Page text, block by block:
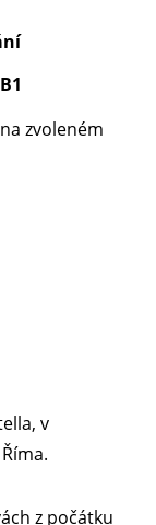
zvoleném
v
z počátku